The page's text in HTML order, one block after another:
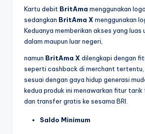
Kartu debit BritAma menggunakan
sedangkan BritAma X menggunakan
Keduanya memberikan akses yang luas
dalam maupun luar negeri,
namun BritAma X dilengkapi dengan
seperti cashback di merchant tertentu,
sesuai dengan gaya hidup generasi
kedua produk ini menawarkan fitur
dan transfer gratis ke sesama BRI.
Saldo Minimum